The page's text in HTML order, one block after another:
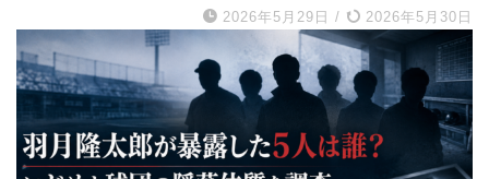
2026年5月29日 / 2026年5月30日